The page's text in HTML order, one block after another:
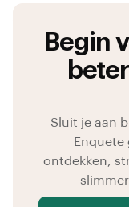
Begin
Sluit je aan
ontdekken,